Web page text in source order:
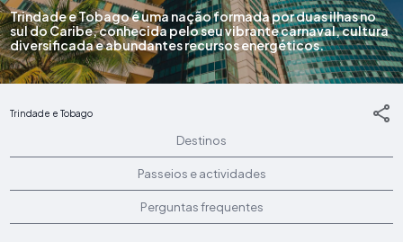
Trindade e Tobago é uma nação formada por duas ilhas no
sul do Caribe, conhecida pelo seu vibrante carnaval, cultura
diversificada e abundantes recursos energéticos.
Trindade e Tobago
Destinos
Passeios e actividades
Perguntas frequentes